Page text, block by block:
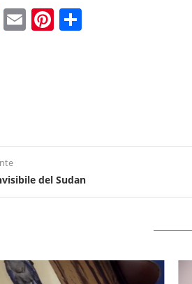
Twitter
EmailPinterest
del Sudan